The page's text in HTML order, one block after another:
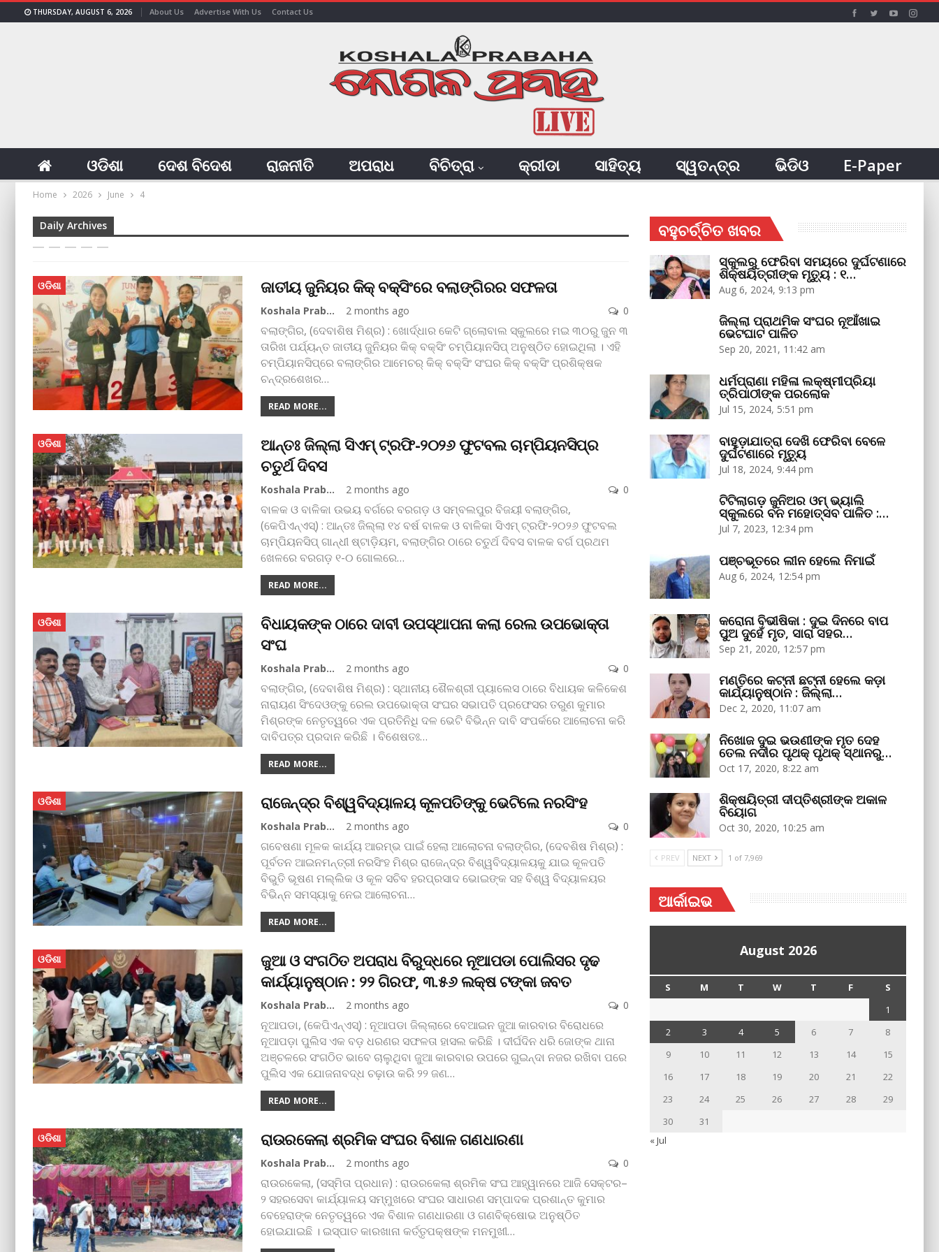
THURSDAY, AUGUST 6, 2026 About Us Advertise With Us Contact Us
ଓଡିଶା ଦେଶ ବିଦେଶ ରାଜନୀତି ଅପରାଧ ବିଚିତ୍ରା କ୍ରୀଡା ସାହିତ୍ୟ ସ୍ୱତନ୍ତ୍ର ଭିଡିଓ E-Paper
Home 2026 June 4
Daily Archives
ଓଡିଶା ଜାତୀୟ ଜୁନିୟର କିକ୍‌ ବକ୍ସିଂରେ ବଲାଙ୍ଗିରର ସଫଳତା
Koshala Prabaha 2 months ago 0
ବଲାଙ୍ଗିର, (ଦେବାଶିଷ ମିଶ୍ର) : ଖୋର୍ଦ୍ଧାର କେଟି ଗ୍ଲୋବାଲ ସ୍କୁଲରେ ମଇ ୩୦ରୁ ଜୁନ ୩
ତାରିଖ ପର୍ଯ୍ୟନ୍ତ ଜାତୀୟ ଜୁନିୟର କିକ୍‌ ବକ୍ସିଂ ଚମ୍ପିୟାନସିପ୍‌ ଅନୁଷ୍ଠିତ ହୋଇଥିଲା । ଏହି
ଚମ୍ପିୟାନସିପ୍‌ରେ ବଲାଙ୍ଗିର ଆମେଚର୍‌ କିକ୍‌ ବକ୍ସିଂ ସଂଘର କିକ୍‌ ବକ୍ସିଂ ପ୍ରଶିକ୍ଷକ
ଚନ୍ଦ୍ରଶେଖର…
READ MORE...
ଓଡିଶା
ଆନ୍ତଃ ଜିଲ୍ଲା ସିଏମ୍‌ ଟ୍ରଫି-୨୦୨୬ ଫୁଟବଲ ଚାମ୍ପିୟନସିପ୍‌ର
ଚତୁର୍ଥ ଦିବସ
Koshala Prabaha 2 months ago 0
ବାଳକ ଓ ବାଳିକା ଉଭୟ ବର୍ଗରେ ବରଗଡ଼ ଓ ସମ୍ବଲପୁର ବିଜୟୀବଲାଙ୍ଗିର,
(କେପିଏନ୍‌ଏସ୍‌) : ଆନ୍ତଃ ଜିଲ୍ଲା ୧୪ ବର୍ଷ ବାଳକ ଓ ବାଳିକା ସିଏମ୍‌ ଟ୍ରଫି-୨୦୨୬ ଫୁଟବଲ
ଚାମ୍ପିୟନସିପ୍‌ ଗାନ୍ଧୀ ଷ୍ଟାଡ଼ିୟମ, ବଲାଙ୍ଗିର ଠାରେ ଚତୁର୍ଥ ଦିବସ ବାଳକ ବର୍ଗ ପ୍ରଥମ
ଖେଳରେ ବରଗଡ଼ ୧-୦ ଗୋଲରେ…
READ MORE...
ଓଡିଶା
ବିଧାୟକଙ୍କ ଠାରେ ଦାବୀ ଉପସ୍ଥାପନା କଲା ରେଲ ଉପଭୋକ୍ତା
ସଂଘ
Koshala Prabaha 2 months ago 0
ବଲାଙ୍ଗିର, (ଦେବାଶିଷ ମିଶ୍ର) : ସ୍ଥାନୀୟ ଶୈଳଶ୍ରୀ ପ୍ୟାଲେସ ଠାରେ ବିଧାୟକ କଳିକେଶ
ନାରାୟଣ ସିଂଦେଓଙ୍କୁ ରେଲ ଉପଭୋକ୍ତା ସଂଘର ସଭାପତି ପ୍ରଫେସର ତରୁଣ କୁମାର
ମିଶ୍ରଙ୍କ ନେତୃତ୍ୱରେ ଏକ ପ୍ରତିନିଧି ଦଳ ଭେଟି ବିଭିନ୍ନ ଦାବି ସଂପର୍କରେ ଆଲୋଚନା କରି
ଦାବିପତ୍ର ପ୍ରଦାନ କରିଛି । ବିଶେଷତଃ…
READ MORE...
ଓଡିଶା ରାଜେନ୍ଦ୍ର ବିଶ୍ୱବିଦ୍ୟାଳୟ କୂଳପତିଙ୍କୁ ଭେଟିଲେ ନରସିଂହ
Koshala Prabaha 2 months ago 0
ଗବେଷଣା ମୂଳକ କାର୍ଯ୍ୟ ଆରମ୍ଭ ପାଇଁ ହେଲା ଆଲୋଚନା ବଲାଙ୍ଗିର, (ଦେବଶିଷ ମିଶ୍ର) :
ପୂର୍ବତନ ଆଇନମନ୍ତ୍ରୀ ନରସିଂହ ମିଶ୍ର ରାଜେନ୍ଦ୍ର ବିଶ୍ୱବିଦ୍ୟାଳୟକୁ ଯାଇ କୂଳପତି
ବିଭୁତି ଭୂଷଣ ମଲ୍ଲିକ ଓ କୂଳ ସଚିବ ହରପ୍ରସାଦ ଭୋଇଙ୍କ ସହ ବିଶ୍ୱ ବିଦ୍ୟାଳୟର
ବିଭିନ୍ନ ସମସ୍ୟାକୁ ନେଇ ଆଲୋଚନା…
READ MORE...
ଓଡିଶା
ଜୁଆ ଓ ସଂଗଠିତ ଅପରାଧ ବିରୁଦ୍ଧରେ ନୂଆପଡା ପୋଲିସର ଦୃଢ
କାର୍ଯ୍ୟାନୁଷ୍ଠାନ : ୨୨ ଗିରଫ, ୩.୫୬ ଲକ୍ଷ ଟଙ୍କା ଜବତ
Koshala Prabaha 2 months ago 0
ନୂଆପଡା, (କେପିଏନ୍‌ଏସ୍‌) : ନୂଆପଡା ଜିଲ୍ଲାରେ ବେଆଇନ ଜୁଆ କାରବାର ବିରୋଧରେ
ନୂଆପଡ଼ା ପୁଲିସ ଏକ ବଡ଼ ଧରଣର ସଫଳତା ହାସଲ କରିଛି । ଦୀର୍ଘଦିନ ଧରି ଜୋଙ୍କ ଥାନା
ଅଞ୍ଚଳରେ ସଂଗଠିତ ଭାବେ ଚାଲୁଥିବା ଜୁଆ କାରବାର ଉପରେ ଗୁଇନ୍ଦା ନଜର ରଖିବା ପରେ
ପୁଲିସ ଏକ ଯୋଜନାବଦ୍ଧ ଚଢ଼ାଉ କରି ୨୨ ଜଣ…
READ MORE...
ଓଡିଶା ରାଉରକେଲା ଶ୍ରମିକ ସଂଘର ବିଶାଳ ଗଣଧାରଣା
Koshala Prabaha 2 months ago 0
ରାଉରକେଲା, (ସସ୍ମିତା ପ୍ରଧାନ) : ରାଉରକେଲା ଶ୍ରମିକ ସଂଘ ଆହ୍ୱାନରେ ଆଜି ସେକ୍ଟର–
୨ ସହରସେବା କାର୍ଯ୍ୟାଳୟ ସମ୍ମୁଖରେ ସଂଘର ସାଧାରଣ ସମ୍ପାଦକ ପ୍ରଶାନ୍ତ କୁମାର
ବେହେରାଙ୍କ ନେତୃତ୍ୱରେ ଏକ ବିଶାଳ ଗଣଧାରଣା ଓ ଗଣବିକ୍ଷୋଭ ଅନୁଷ୍ଠିତ
ହୋଇଯାଇଛି । ଇସ୍ପାତ କାରଖାନା କର୍ତ୍ତୃପକ୍ଷଙ୍କ ମନମୁଖୀ…
ବହୁଚର୍ଚ୍ଚିତ ଖବର
ସ୍କୁଲରୁ ଫେରିବା ସମୟରେ ଦୁର୍ଘଟଣାରେ
ଶିକ୍ଷୟିତ୍ରୀଙ୍କ ମୃତ୍ୟୁ : ୧…
Aug 6, 2024, 9:13 pm
ଜିଲ୍ଲା ପ୍ରାଥମିକ ସଂଘର ନୂଆଁଖାଇ
ଭେଟଘାଟ ପାଳିତ
Sep 20, 2021, 11:42 am
ଧର୍ମପ୍ରାଣା ମହିଳା ଲକ୍ଷ୍ମୀପ୍ରିୟା
ତ୍ରିପାଠୀଙ୍କ ପରଲୋକ
Jul 15, 2024, 5:51 pm
ବାହୁଡ଼ାଯାତ୍ରା ଦେଖି ଫେରିବା ବେଳେ
ଦୁର୍ଘଟଣାରେ ମୃତ୍ୟୁ
Jul 18, 2024, 9:44 pm
ଟିଟିଲାଗଡ଼ ଜୁନିଅର ଓମ୍‌ ଭ୍ୟାଲି
ସ୍କୁଲରେ ବନ ମହୋତ୍ସବ ପାଳିତ :…
Jul 7, 2023, 12:34 pm
ପଞ୍ଚଭୂତରେ ଲୀନ ହେଲେ ନିମାଇଁ
Aug 6, 2024, 12:54 pm
କରୋନା ବିଭୀଷିକା : ଦୁଇ ଦିନରେ ବାପ
ପୁଅ ଦୁହେଁ ମୃତ, ସାରା ସହର…
Sep 21, 2020, 12:57 pm
ମଣ୍ତିରେ କଟ୍‌ନୀ ଛଟ୍‌ନୀ ହେଲେ କଡ଼ା
କାର୍ଯ୍ୟାନୁଷ୍ଠାନ : ଜିଲ୍ଲା…
Dec 2, 2020, 11:07 am
ନିଖୋଜ ଦୁଇ ଭଉଣୀଙ୍କ ମୃତ ଦେହ
ତେଲ ନଦୀର ପୃଥକ୍‌ ପୃଥକ୍‌ ସ୍ଥାନରୁ…
Oct 17, 2020, 8:22 am
ଶିକ୍ଷୟିତ୍ରୀ ଦୀପ୍ତିଶ୍ରୀଙ୍କ ଅକାଳ
ବିୟୋଗ
Oct 30, 2020, 10:25 am
PREV NEXT 1 of 7,969
ଆର୍କାଇଭ
August 2026
S M T W T F
S
1
2
3 4 5 6 7
8
9
10 11 12 13 14
15
16
17 18 19 20 21
22
23
24 25 26 27 28
29
30
31
« Jul